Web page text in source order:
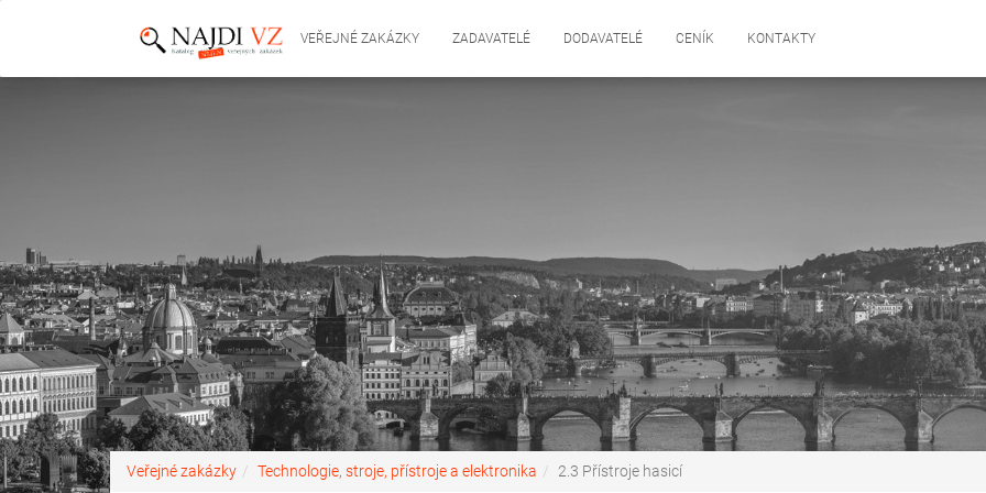
VEŘEJNÉ ZAKÁZKY ZADAVATELÉ DODAVATELÉ CENÍK KONTAKTY
Veřejné zakázky Technologie, stroje, přístroje a elektronika 2.3 Přístroje hasicí